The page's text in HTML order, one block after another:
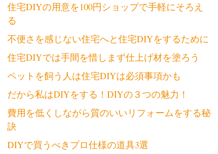
住宅DIYの用意を100円ショップで手軽にそろえ
る
不便さを感じない住宅へと住宅DIYをするために
住宅DIYでは手間を惜しまず仕上げ材を塗ろう
ペットを飼う人は住宅DIYは必須事項かも
だから私はDIYをする！DIYの３つの魅力！
費用を低くしながら質のいいリフォームをする秘
訣
DIYで買うべきプロ仕様の道具3選